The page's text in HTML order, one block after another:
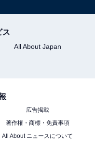
ス
All About Japan
広告掲載
著作権・商標・免責事項
All About ニュースについて